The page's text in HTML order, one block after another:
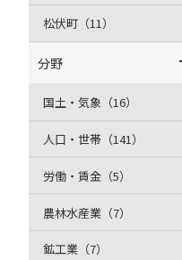
松伏町（11）
分野
国土・気象（16）
人口・世帯（141）
労働・賃金（5）
農林水産業（7）
鉱工業（7）